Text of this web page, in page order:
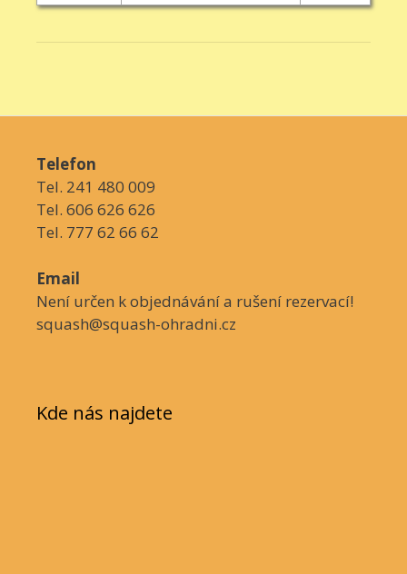
Telefon
Tel. 241 480 009
Tel. 606 626 626
Tel. 777 62 66 62
Email
Není určen k objednávání a rušení rezervací!
squash@squash-ohradni.cz
Kde nás najdete